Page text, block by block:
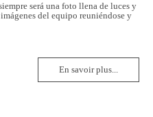
será una foto llena de luces y
del equipo reuniéndose y
En savoir plus...